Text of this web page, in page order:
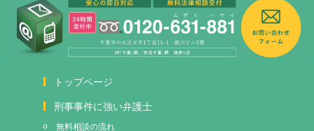
トップページ
刑事事件に強い弁護士
無料相談の流れ